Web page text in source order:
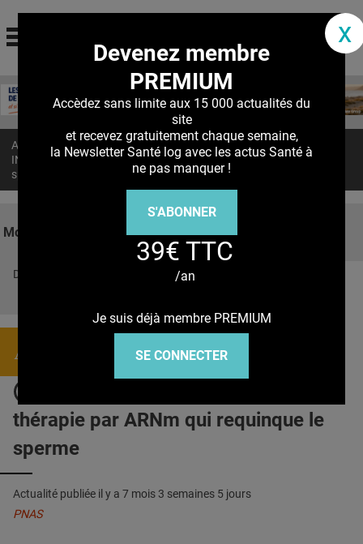
Jump to navigation
La communauté des professionnels de santé
MON COMPTE
S'ABONNER À LA REVUE SOIN À DOMICILE
E-REVUE SAD
PUBLICITÉ
CRÉDITS
Accueil > Actualités
INFERTILITÉ masculine : Une thérapie par ARNm qui requinque le
sperme
Mots clés
Découvrez nos réseaux sociaux
Actualités
thérapie par ARNm qui requinque le
sperme
Actualité publiée il y a 7 mois 3 semaines 5 jours
PNAS
x
Devenez membre
PREMIUM
Accèdez sans limite aux 15 000 actualités du
site
et recevez gratuitement chaque semaine,
la Newsletter Santé log avec les actus Santé à
ne pas manquer !
S'ABONNER
39€ TTC
/an
Je suis déjà membre PREMIUM
SE CONNECTER